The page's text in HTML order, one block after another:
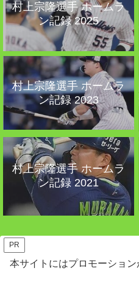
村上宗隆選手 ホームラ
ン記録 2025
村上宗隆選手 ホームラ
ン記録 2023
村上宗隆選手 ホームラ
ン記録 2021
PR
本サイトにはプロモーション